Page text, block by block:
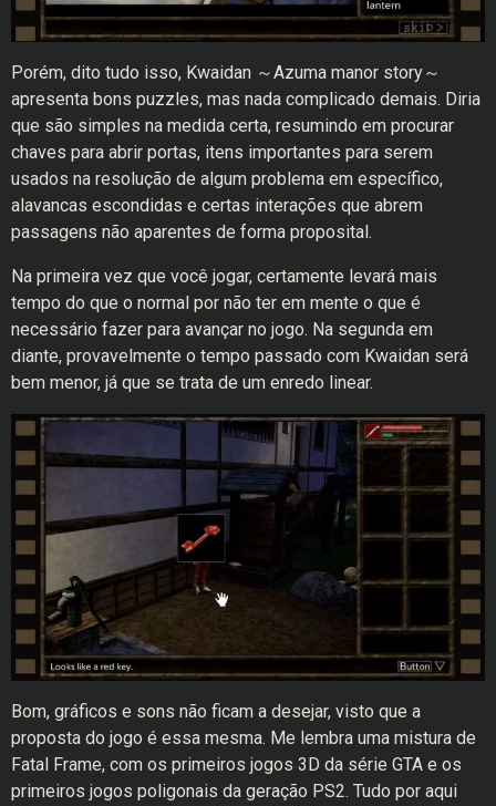
Porém, dito tudo isso, Kwaidan ～Azuma manor story～
apresenta bons puzzles, mas nada complicado demais. Diria
que são simples na medida certa, resumindo em procurar
chaves para abrir portas, itens importantes para serem
usados na resolução de algum problema em específico,
alavancas escondidas e certas interações que abrem
passagens não aparentes de forma proposital.
Na primeira vez que você jogar, certamente levará mais
tempo do que o normal por não ter em mente o que é
necessário fazer para avançar no jogo. Na segunda em
diante, provavelmente o tempo passado com Kwaidan será
bem menor, já que se trata de um enredo linear.
Bom, gráficos e sons não ficam a desejar, visto que a
proposta do jogo é essa mesma. Me lembra uma mistura de
Fatal Frame, com os primeiros jogos 3D da série GTA e os
primeiros jogos poligonais da geração PS2. Tudo por aqui